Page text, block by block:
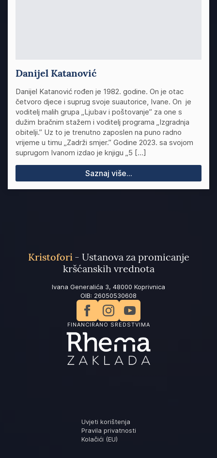
Danijel Katanović
Danijel Katanović rođen je 1982. godine. On je otac
četvoro djece i suprug svoje suautorice, Ivane. On je
voditelj malih grupa „Ljubav i poštovanje” za one s
dužim bračnim stažem i voditelj programa „Izgradnja
obitelji.” Uz to je trenutno zaposlen na puno radno
vrijeme u timu „Zadrži smjer.” Godine 2023. sa svojom
suprugom Ivanom izdao je knjigu „5 […]
Saznaj više...
Kristofori - Ustanova za promicanje
kršćanskih vrednota
Ivana Generalića 3, 48000 Koprivnica
OIB: 26050530608
FINANCIRANO SREDSTVIMA
Uvjeti korištenja
Pravila privatnosti
Kolačići (EU)